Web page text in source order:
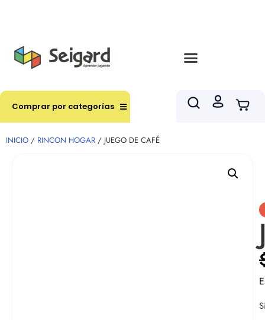
Comprar por categorías
INICIO / RINCON HOGAR / JUEGO DE CAFÉ